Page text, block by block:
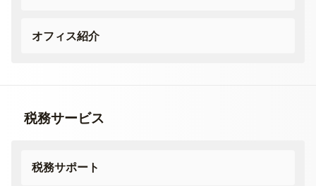
オフィス紹介
税務サービス
税務サポート